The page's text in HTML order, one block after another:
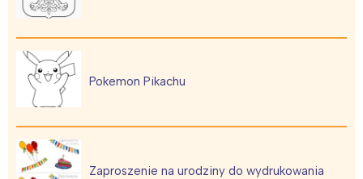
Pokemon Pikachu
Zaproszenie na urodziny do wydrukowania